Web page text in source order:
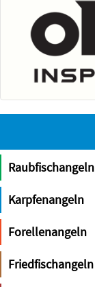
Raubfischangeln
Karpfenangeln
Forellenangeln
Friedfischangeln